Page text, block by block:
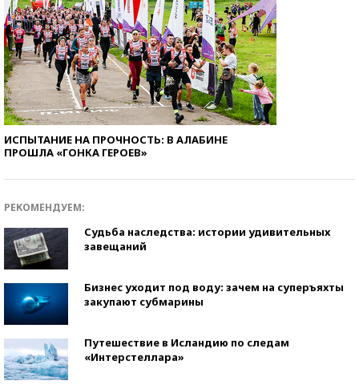
ИСПЫТАНИЕ НА ПРОЧНОСТЬ: В АЛАБИНЕ
ПРОШЛА «ГОНКА ГЕРОЕВ»
РЕКОМЕНДУЕМ:
Судьба наследства: истории удивительных
завещаний
Бизнес уходит под воду: зачем на суперъяхты
закупают субмарины
Путешествие в Исландию по следам
«Интерстеллара»